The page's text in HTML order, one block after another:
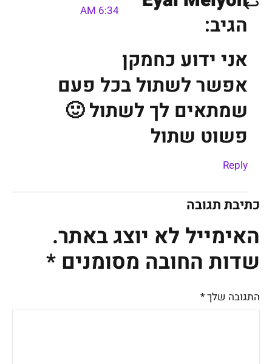
הגיב:
6:34 AM
אני ידוע כחמקן
אפשר לשתול בכל פעם
שמתאים לך לשתול 🙂
פשוט שתול
Reply
כתיבת תגובה
האימייל לא יוצג באתר.
שדות החובה מסומנים *
התגובה שלך*